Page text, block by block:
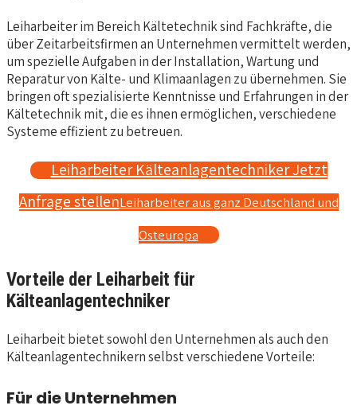
Leiharbeiter im Bereich Kältetechnik sind Fachkräfte, die
über Zeitarbeitsfirmen an Unternehmen vermittelt werden,
um spezielle Aufgaben in der Installation, Wartung und
Reparatur von Kälte- und Klimaanlagen zu übernehmen. Sie
bringen oft spezialisierte Kenntnisse und Erfahrungen in der
Kältetechnik mit, die es ihnen ermöglichen, verschiedene
Systeme effizient zu betreuen.
Leiharbeiter Kälteanlagentechniker Jetzt
Anfrage stellenLeiharbeiter aus ganz Deutschland und
Osteuropa
Vorteile der Leiharbeit für
Kälteanlagentechniker
Leiharbeit bietet sowohl den Unternehmen als auch den
Kälteanlagentechnikern selbst verschiedene Vorteile:
Für die Unternehmen